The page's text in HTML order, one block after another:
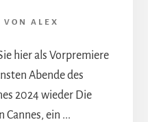
VON ALEX
hier als Vorpremiere
Abende des
2024 wieder Die
Cannes, ein ...